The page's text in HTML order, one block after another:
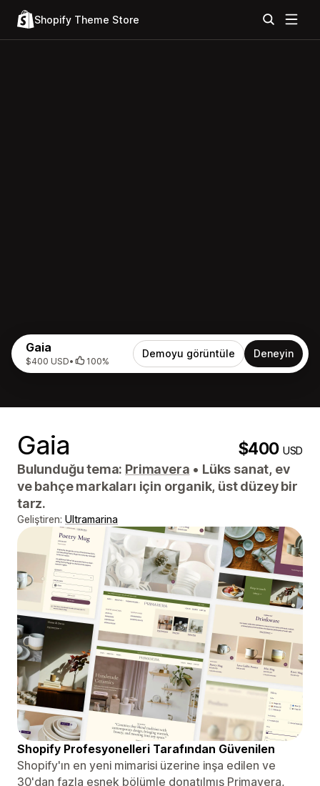
Shopify Theme Store
Gaia
$400 USD• 100%
Demoyu görüntüle Deneyin
Gaia $400USD
Bulunduğu tema: Primavera • Lüks sanat, ev
ve bahçe markaları için organik, üst düzey bir
tarz.
Geliştiren: Ultramarina
Shopify Profesyonelleri Tarafından Güvenilen
Shopify'ın en yeni mimarisi üzerine inşa edilen ve
30'dan fazla esnek bölümle donatılmış Primavera,